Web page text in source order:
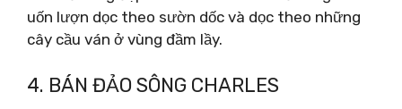
uốn lượn dọc theo sườn dốc và dọc theo những
cây cầu ván ở vùng đầm lầy.
4. BÁN ĐẢO SÔNG CHARLES